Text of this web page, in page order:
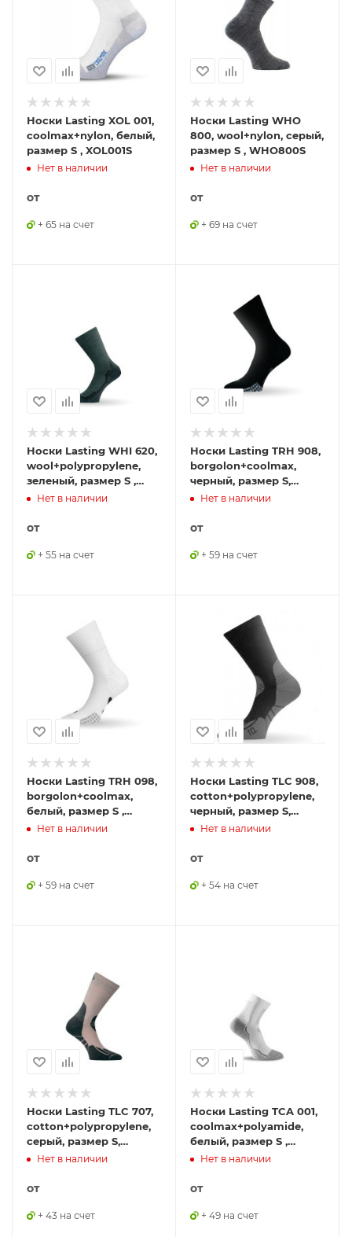
Носки Lasting XOL 001,
coolmax+nylon, белый,
размер S , XOL001S
Нет в наличии
от
+ 65 на счет
Носки Lasting WHO
800, wool+nylon, серый,
размер S , WHO800S
Нет в наличии
от
+ 69 на счет
Носки Lasting WHI 620,
wool+polypropylene,
зеленый, размер S ,
WHI620-S
Нет в наличии
от
+ 55 на счет
Носки Lasting TRH 908,
borgolon+coolmax,
черный, размер S,
TRH908-S
Нет в наличии
от
+ 59 на счет
Носки Lasting TRH 098,
borgolon+coolmax,
белый, размер S ,
TRH098-S
Нет в наличии
от
+ 59 на счет
Носки Lasting TLC 908,
cotton+polypropylene,
черный, размер S,
TCL908S
Нет в наличии
от
+ 54 на счет
Носки Lasting TLC 707,
cotton+polypropylene,
серый, размер S,
TCL707S
Нет в наличии
от
+ 43 на счет
Носки Lasting TCA 001,
coolmax+polyamide,
белый, размер S ,
TCA001S
Нет в наличии
от
+ 49 на счет